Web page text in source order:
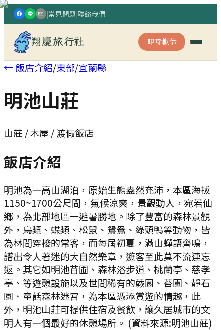
|常見問題|聯絡我們
翔慶旅行社 即時概估
← 飯店介紹/東部/宜蘭縣
明池山莊
山莊 / 木屋 / 渡假飯店
飯店介紹
明池為一高山湖泊，原始生態盎然充沛，本區海拔
1150~1700公尺間，氣候涼爽，景觀動人，宛若仙
鄉，為北部地區一避暑勝地。除了豐富的森林景觀
外，鳥類、蝶類、松鼠、鴛鴦、綠頭鴨等動物，皆
為林間穿梭的常客，而每屆初夏，滿山蟬語齊鳴，
譜出令人著迷的大自然樂章，遊客至此莫不流連忘
返。其它如明池苗圃、森林浴步道、桃蘭亭、慈孝
亭、等遊憩設施以及世間稀有的蕨園、苔園、靜石
園、童話森林迷宮，為本區憑添賞遊的情趣，此
外，明池山莊可提供住宿及餐飲，讓久居城市的文
明人有一個最好的休憩場所。 (資料來源:明池山莊)